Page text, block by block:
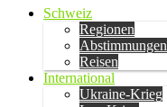
Schweiz
Regionen
Abstimmungen
Reisen
International
Ukraine-Krieg